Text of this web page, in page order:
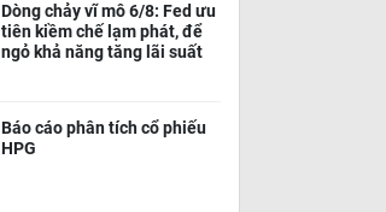
Dòng chảy vĩ mô 6/8: Fed ưu
tiên kiềm chế lạm phát, để
ngỏ khả năng tăng lãi suất
Báo cáo phân tích cổ phiếu
HPG